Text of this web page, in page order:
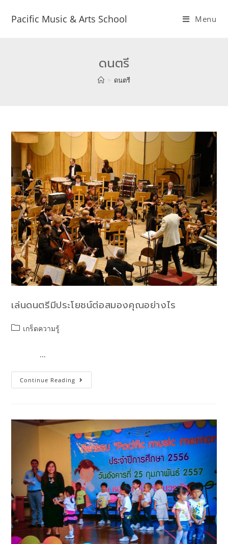
Pacific Music & Arts School Menu
ดนตรี
> ดนตรี
เล่นดนตรีมีประโยชน์ต่อสมองคุณอย่างไร
เกร็ดความรู้
…
Continue Reading